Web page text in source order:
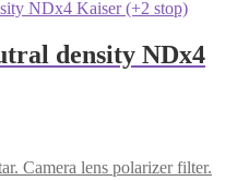
density NDx4